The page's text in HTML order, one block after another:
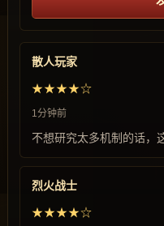
散人玩家
★★★★☆
1分钟前
不想研究太多机制的话，
烈火战士
★★★★☆